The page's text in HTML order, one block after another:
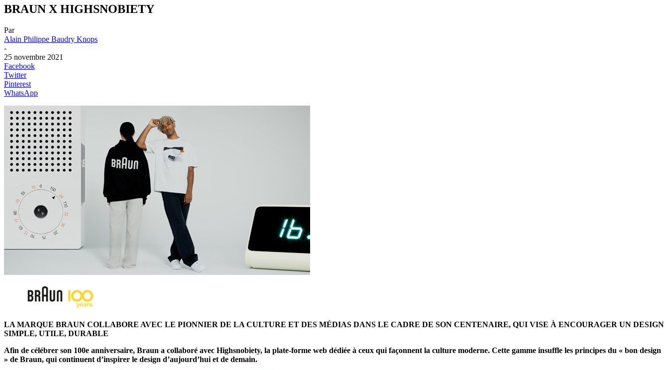
BRAUN X HIGHSNOBIETY
Par
Alain Philippe Baudry Knops
-
25 novembre 2021
Facebook
Twitter
Pinterest
WhatsApp
LA MARQUE BRAUN COLLABORE AVEC LE PIONNIER DE LA CULTURE ET DES MÉDIAS DANS LE CADRE DE SON CENTENAIRE, QUI VISE À ENCOURAGER UN DESIGN
SIMPLE, UTILE, DURABLE
Afin de célébrer son 100e anniversaire, Braun a collaboré avec Highsnobiety, la plate-forme web dédiée à ceux qui façonnent la culture moderne. Cette gamme insuffle les principes du « bon design
» de Braun, qui continuent d’inspirer le design d’aujourd’hui et de demain.